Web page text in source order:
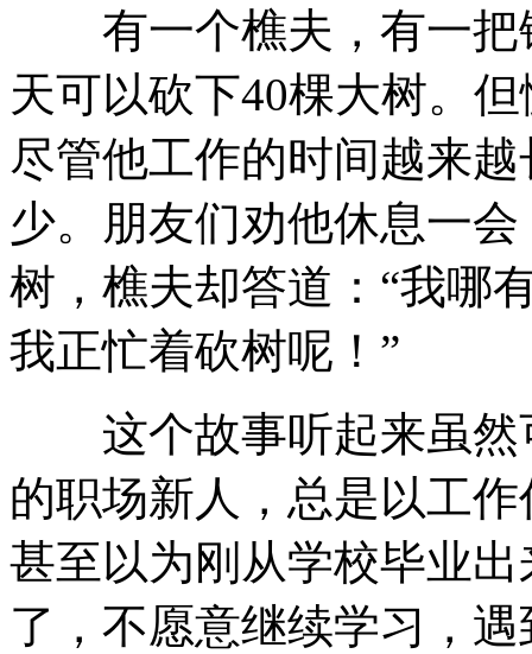
有一个樵夫，有一把
天可以砍下40棵大树。
尽管他工作的时间越来
少。朋友们劝他休息一
树，樵夫却答道：“我哪
我正忙着砍树呢！”
这个故事听起来虽然
的职场新人，总是以工
甚至以为刚从学校毕业
了，不愿意继续学习，